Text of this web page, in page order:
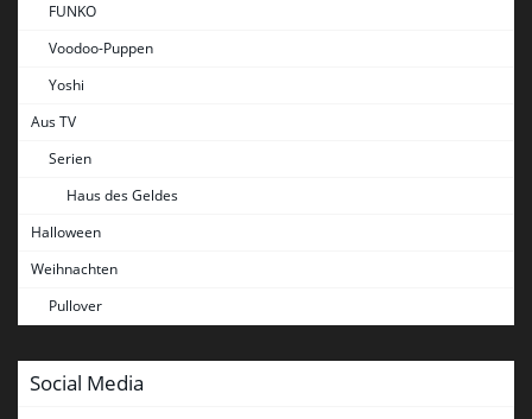
FUNKO
Voodoo-Puppen
Yoshi
Aus TV
Serien
Haus des Geldes
Halloween
Weihnachten
Pullover
Social Media